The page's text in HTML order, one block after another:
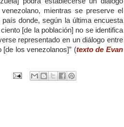
mientras se preserve el
donde, según la última encuesta
[de la población] no se identifica
representado en un diálogo entre
los venezolanos]” (texto de Evan